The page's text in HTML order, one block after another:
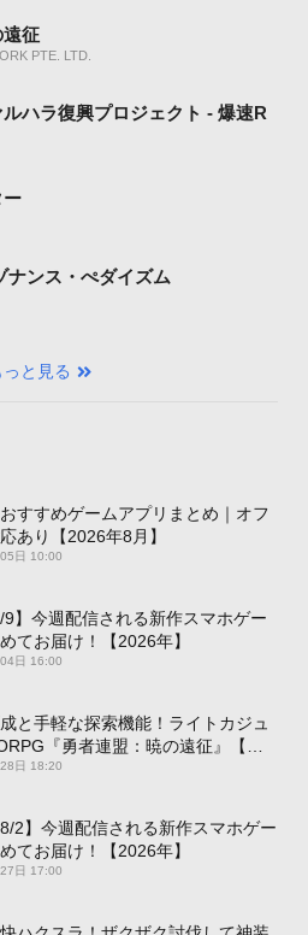
遠征
PTE. LTD.
ハラ復興プロジェクト - 爆速R
ー
ナンス・ぺダイズム
っと見る
すすめゲームアプリまとめ｜オフ
あり【2026年8月】
日 10:00
9】今週配信される新作スマホゲー
てお届け！【2026年】
日 16:00
と手軽な探索機能！ライトカジュ
『勇者連盟：暁の遠征』【最
】
日 18:20
8/2】今週配信される新作スマホゲー
てお届け！【2026年】
日 17:00